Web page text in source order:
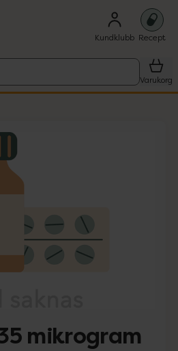
Kundklubb Recept
Varukorg
1 objekt.
mikrogram